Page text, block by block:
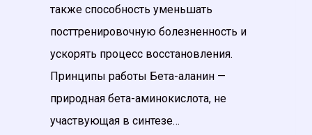
также способность уменьшать
посттренировочную болезненность и
ускорять процесс восстановления.
Принципы работы Бета-аланин —
природная бета-аминокислота, не
участвующая в синтезе…